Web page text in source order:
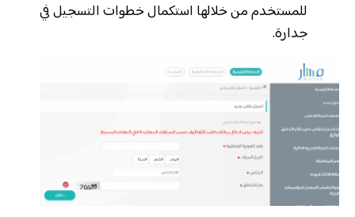
للمستخدم من خلالها استكمال خطوات التسجيل في
جدارة.